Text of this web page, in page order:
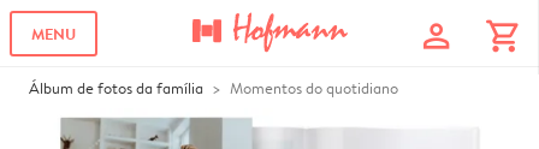
MENU profile shopping_cart
Álbum de fotos da família Momentos do quotidiano